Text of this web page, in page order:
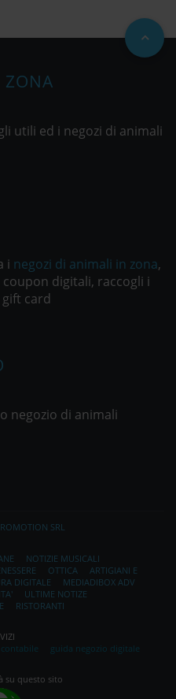
utili ed i negozi di animali
i negozi di animali in zona,
digitali, raccogli i
card
negozio di animali
SRL
NOTIZIE MUSICALI
OTTICA
ARTIGIANI E
DIGITALE
MEDIADIBOX ADV
ULTIME NOTIZE
RISTORANTI
guida negozio digitale
su questo sito